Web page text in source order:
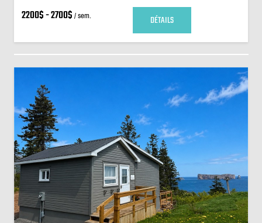
2200$ - 2700$ / sem. DÉTAILS